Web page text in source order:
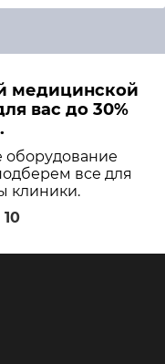
медицинской
вас до 30%
оборудование
все для
клиники.
10